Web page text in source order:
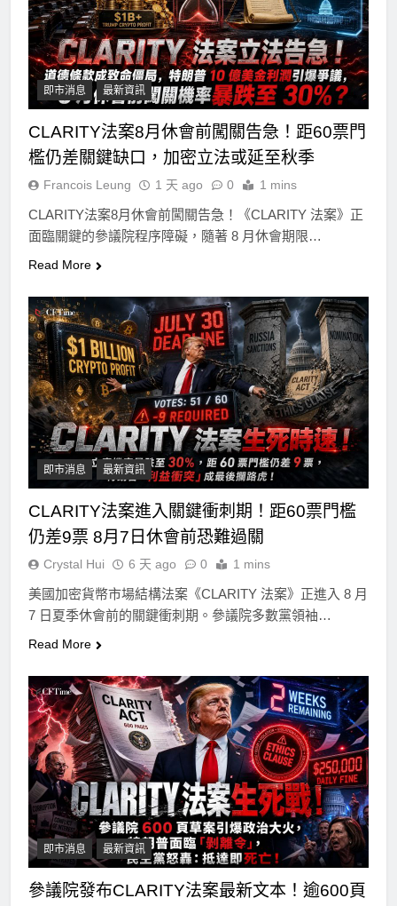
即市消息 最新資訊
CLARITY法案8月休會前闖關告急！距60票門
檻仍差關鍵缺口，加密立法或延至秋季
Francois Leung 1 天 ago 0 1 mins
CLARITY法案8月休會前闖關告急！《CLARITY 法案》正
面臨關鍵的參議院程序障礙，隨著 8 月休會期限…
Read More
即市消息 最新資訊
CLARITY法案進入關鍵衝刺期！距60票門檻
仍差9票 8月7日休會前恐難過關
Crystal Hui 6 天 ago 0 1 mins
美國加密貨幣市場結構法案《CLARITY 法案》正進入 8 月
7 日夏季休會前的關鍵衝刺期。參議院多數黨領袖…
Read More
即市消息 最新資訊
參議院發布CLARITY法案最新文本！逾600頁